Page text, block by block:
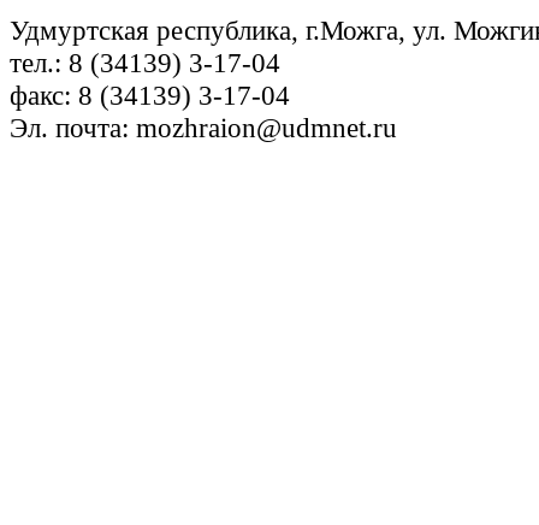
Удмуртская республика, г.Можга, ул.
тел.: 8 (34139) 3-17-04
факс: 8 (34139) 3-17-04
Эл. почта: mozhraion@udmnet.ru